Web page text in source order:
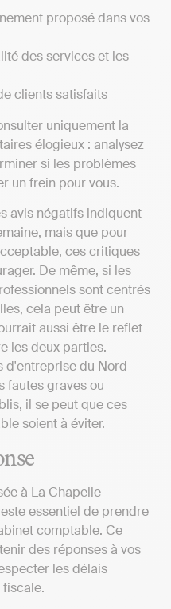
proposé dans vos
des services et les
clients satisfaits
uniquement la
élogieux : analysez
si les problèmes
un frein pour vous.
avis négatifs indiquent
mais que pour
ces critiques
De même, si les
sont centrés
cela peut être un
aussi être le reflet
les deux parties.
d'entreprise du Nord
fautes graves ou
il se peut que ces
soient à éviter.
à La Chapelle-
essentiel de prendre
comptable. Ce
des réponses à vos
les délais